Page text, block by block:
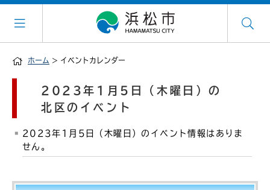
ホーム > イベントカレンダー
2023年1月5日（木曜日）の
北区のイベント
2023年1月5日（木曜日）のイベント情報はありま
せん。